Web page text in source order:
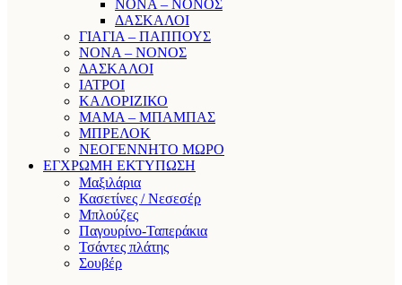
ΝΟΝΑ – ΝΟΝΟΣ
ΔΑΣΚΑΛΟΙ
ΓΙΑΓΙΑ – ΠΑΠΠΟΥΣ
ΝΟΝΑ – ΝΟΝΟΣ
ΔΑΣΚΑΛΟΙ
ΙΑΤΡΟΙ
ΚΑΛΟΡΙΖΙΚΟ
ΜΑΜΑ – ΜΠΑΜΠΑΣ
ΜΠΡΕΛΟΚ
ΝΕΟΓΕΝΝΗΤΟ ΜΩΡΟ
ΕΓΧΡΩΜΗ ΕΚΤΥΠΩΣΗ
Μαξιλάρια
Κασετίνες / Νεσεσέρ
Μπλούζες
Παγουρίνο-Ταπεράκια
Τσάντες πλάτης
Σουβέρ